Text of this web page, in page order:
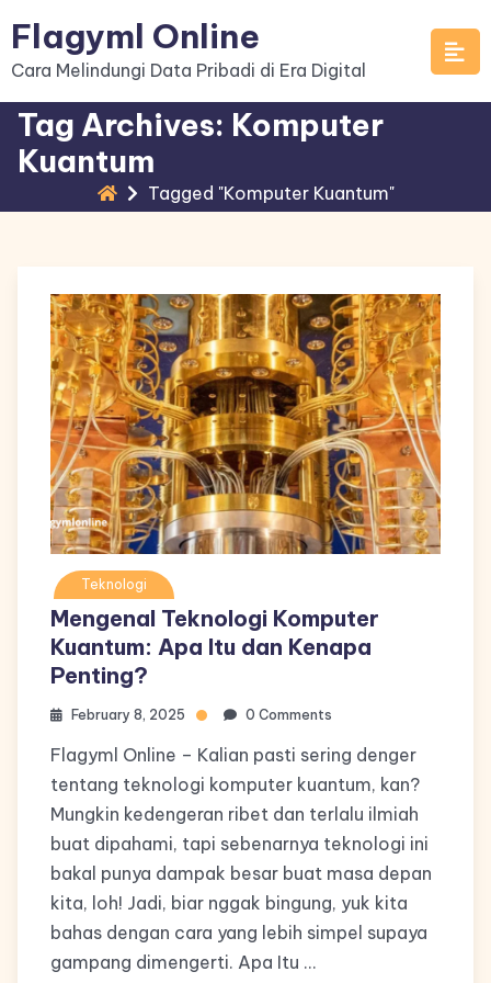
to
content
Flagyml Online
Cara Melindungi Data Pribadi di Era Digital
Tag Archives: Komputer
Kuantum
Tagged "Komputer Kuantum"
Teknologi
Mengenal Teknologi Komputer
Kuantum: Apa Itu dan Kenapa
Penting?
February 8, 2025 0 Comments
Flagyml Online – Kalian pasti sering denger
tentang teknologi komputer kuantum, kan?
Mungkin kedengeran ribet dan terlalu ilmiah
buat dipahami, tapi sebenarnya teknologi ini
bakal punya dampak besar buat masa depan
kita, loh! Jadi, biar nggak bingung, yuk kita
bahas dengan cara yang lebih simpel supaya
gampang dimengerti. Apa Itu …